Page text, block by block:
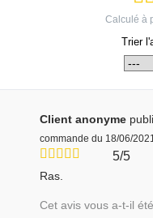
Calculé à
Trier
Client anonyme
commande du 18/06/
5/5
Ras.
Cet avis vous a-t-il